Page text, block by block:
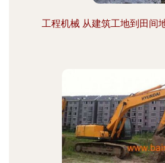
工程机械 从建筑工地到田间